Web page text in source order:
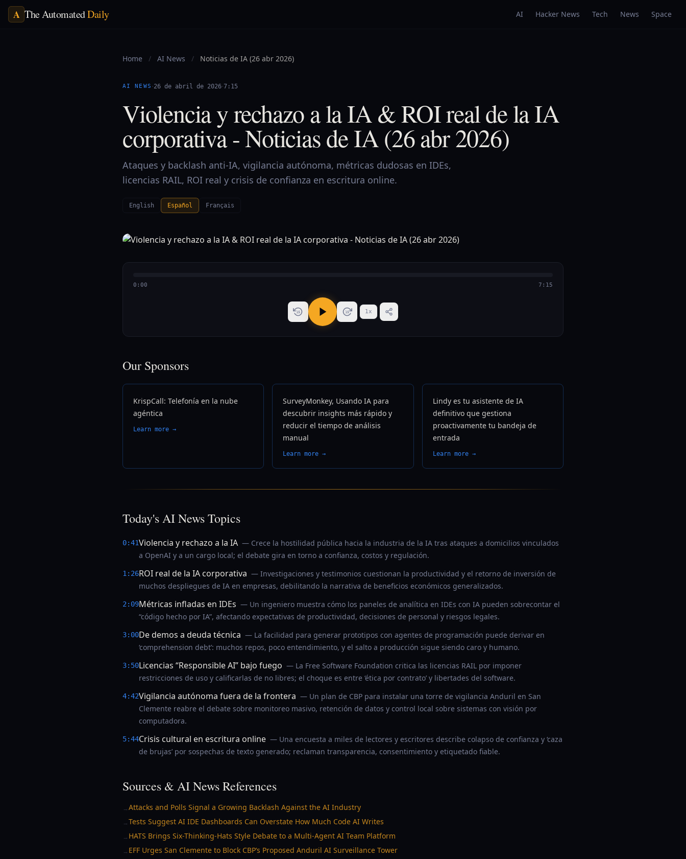
A The AutomatedDaily AI Hacker News Tech News Space
Home / AI News / Noticias de IA (26 abr 2026)
AI NEWS ·26 de abril de 2026·7:15
Violencia y rechazo a la IA & ROI real de la IA
corporativa - Noticias de IA (26 abr 2026)
Ataques y backlash anti‑IA, vigilancia autónoma, métricas dudosas en IDEs,
licencias RAIL, ROI real y crisis de confianza en escritura online.
English Español Français
0:00 7:15
15 15 1x
Our Sponsors
KrispCall: Telefonía en la nube
agéntica
Learn more →
SurveyMonkey, Usando IA para
descubrir insights más rápido y
reducir el tiempo de análisis
manual
Learn more →
Lindy es tu asistente de IA
definitivo que gestiona
proactivamente tu bandeja de
entrada
Learn more →
Today's AI News Topics
0:41Violencia y rechazo a la IA — Crece la hostilidad pública hacia la industria de la IA tras ataques a domicilios vinculados
a OpenAI y a un cargo local; el debate gira en torno a confianza, costos y regulación.
1:26ROI real de la IA corporativa — Investigaciones y testimonios cuestionan la productividad y el retorno de inversión de
muchos despliegues de IA en empresas, debilitando la narrativa de beneficios económicos generalizados.
2:09Métricas infladas en IDEs — Un ingeniero muestra cómo los paneles de analítica en IDEs con IA pueden sobrecontar el
“código hecho por IA”, afectando expectativas de productividad, decisiones de personal y riesgos legales.
3:00De demos a deuda técnica — La facilidad para generar prototipos con agentes de programación puede derivar en
‘comprehension debt’: muchos repos, poco entendimiento, y el salto a producción sigue siendo caro y humano.
3:50Licencias “Responsible AI” bajo fuego — La Free Software Foundation critica las licencias RAIL por imponer
restricciones de uso y calificarlas de no libres; el choque es entre ‘ética por contrato’ y libertades del software.
4:42Vigilancia autónoma fuera de la frontera — Un plan de CBP para instalar una torre de vigilancia Anduril en San
Clemente reabre el debate sobre monitoreo masivo, retención de datos y control local sobre sistemas con visión por
computadora.
5:44Crisis cultural en escritura online — Una encuesta a miles de lectores y escritores describe colapso de confianza y ‘caza
de brujas’ por sospechas de texto generado; reclaman transparencia, consentimiento y etiquetado fiable.
Sources & AI News References
→Attacks and Polls Signal a Growing Backlash Against the AI Industry
→Tests Suggest AI IDE Dashboards Can Overstate How Much Code AI Writes
→ HATS Brings Six-Thinking-Hats Style Debate to a Multi-Agent AI Team Platform
→ EFF Urges San Clemente to Block CBP’s Proposed Anduril AI Surveillance Tower